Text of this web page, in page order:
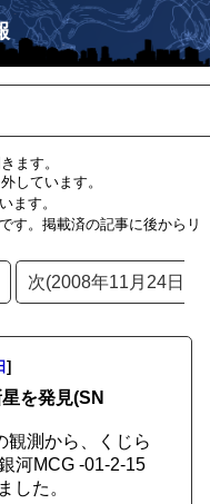
ます。
しています。
ます。
す。掲載済の記事に後からリ
次(2008年11月24日
]
を発見(SN
観測から、くじら
河MCG -01-2-15
した。